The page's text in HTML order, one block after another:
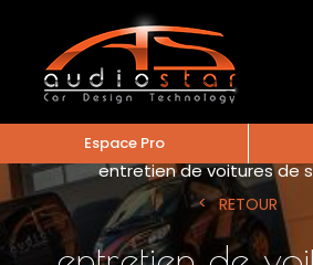
Espace Pro
Accueil
entretien de
entretien de voitures de
RETOUR